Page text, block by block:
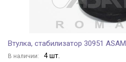
Втулка, стабилизатор 30951 ASAM
В наличии: 4 шт.